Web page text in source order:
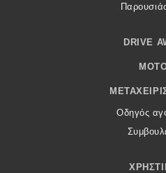
DRIVE
Οδηγός